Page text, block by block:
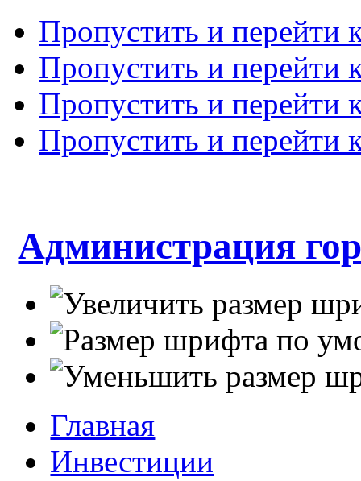
Пропустить и перейти
Пропустить и перейти
Пропустить и перейти
Пропустить и перейти
Администрация
Главная
Инвестиции